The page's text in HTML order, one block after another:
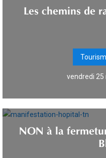
Les chemins de
vendredi 25
NON à la